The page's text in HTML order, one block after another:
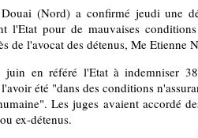
(Nord) a confirmé jeudi une
l'Etat pour de mauvaises
de l'avocat des détenus, Me Etienne
en référé l'Etat à indemniser
été "dans des conditions
Les juges avaient accordé
ex-détenus.